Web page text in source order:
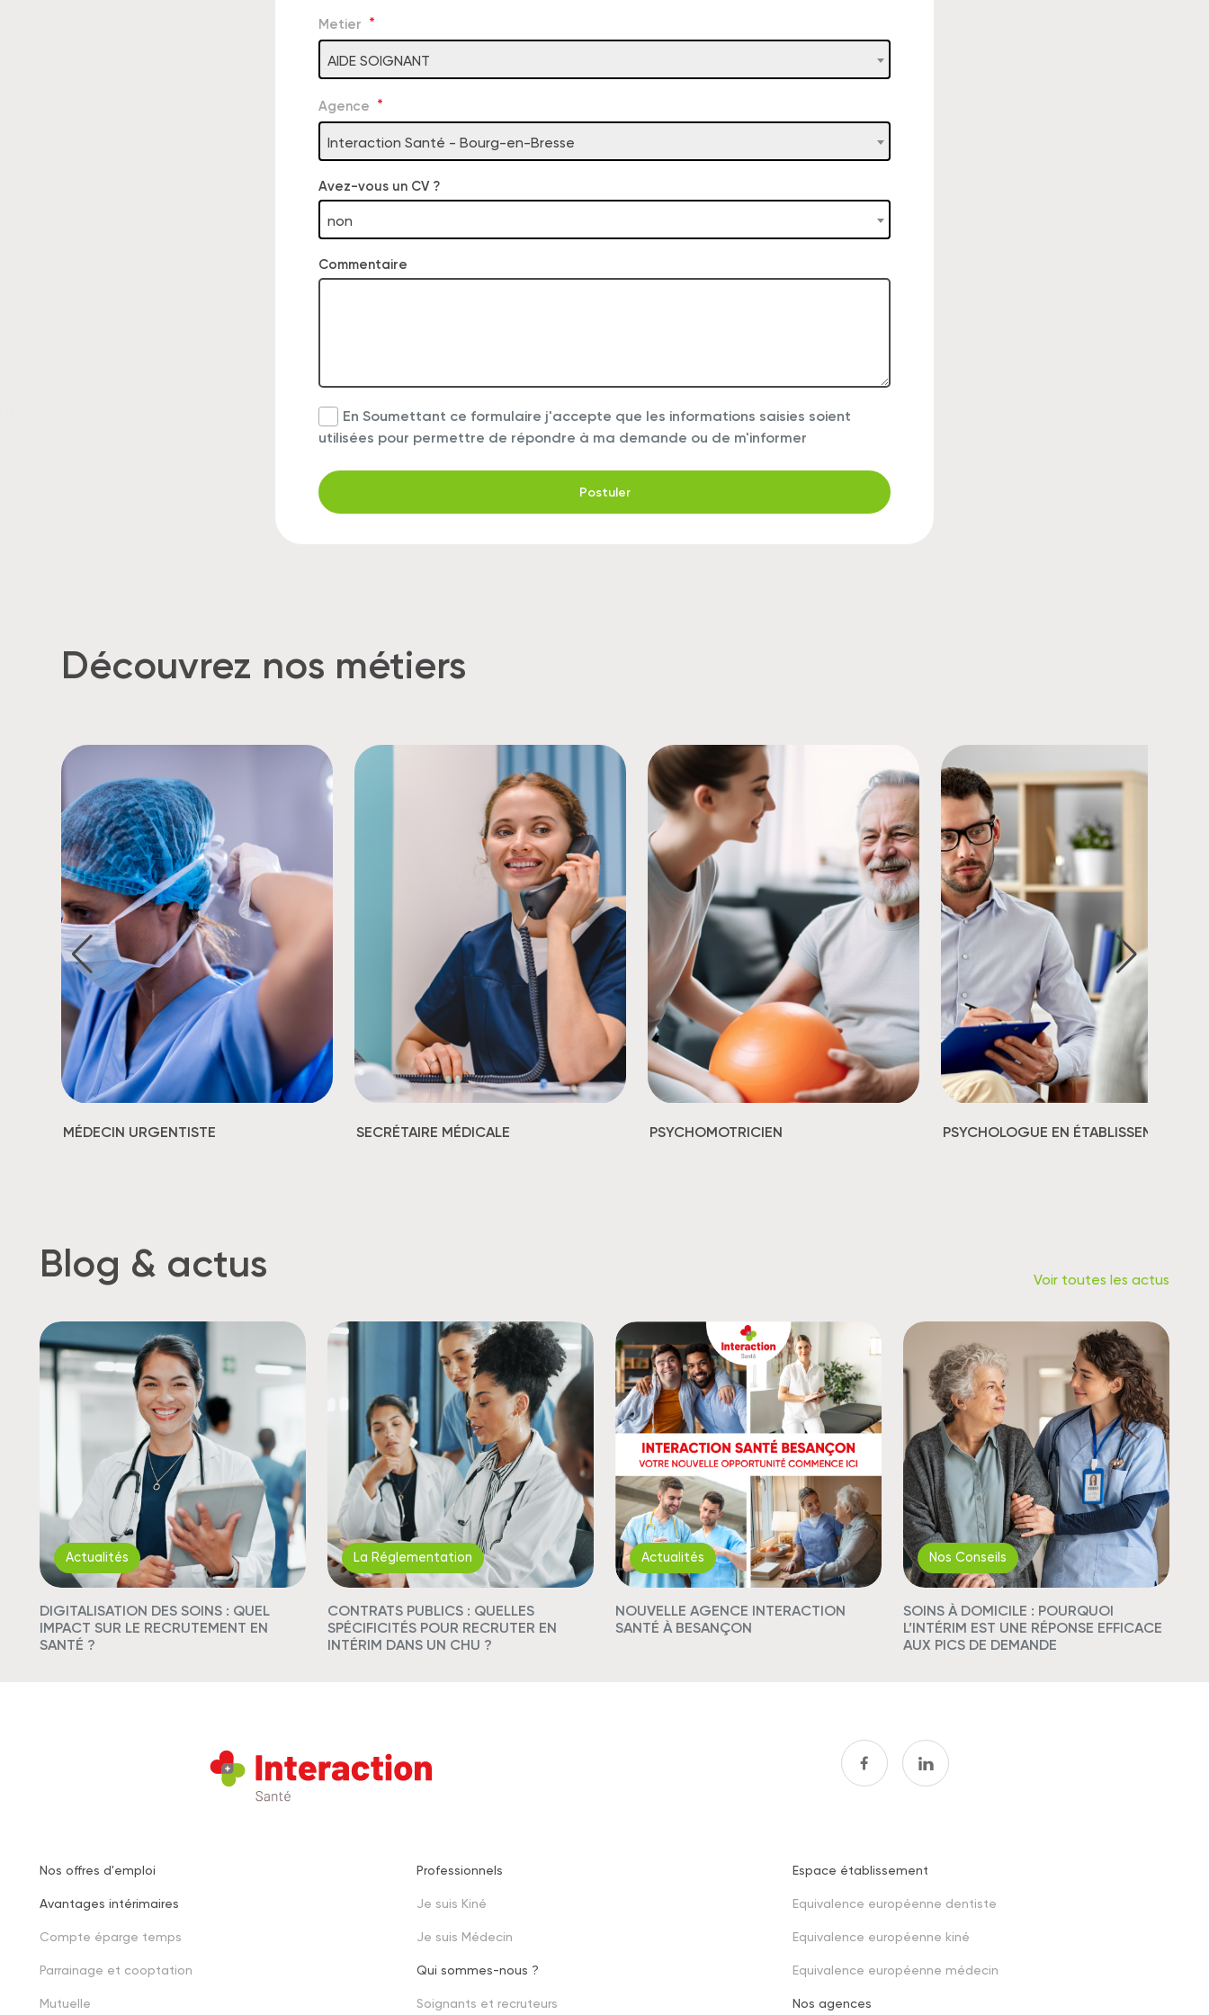
Metier
AIDE SOIGNANT
Agence
Interaction Santé - Bourg-en-Bresse
Avez-vous un CV ?
non
Commentaire
En Soumettant ce formulaire j'accepte que les informations saisies soient
utilisées pour permettre de répondre à ma demande ou de m'informer
Découvrez nos métiers
MÉDECIN URGENTISTE SECRÉTAIRE MÉDICALE PSYCHOMOTRICIEN PSYCHOLOGUE EN ÉTABLISSEMENT
Blog & actus Voir toutes les actus
Actualités
DIGITALISATION DES SOINS : QUEL
IMPACT SUR LE RECRUTEMENT EN
SANTÉ ?
La Réglementation
CONTRATS PUBLICS : QUELLES
SPÉCIFICITÉS POUR RECRUTER EN
INTÉRIM DANS UN CHU ?
Actualités
NOUVELLE AGENCE INTERACTION
SANTÉ À BESANÇON
Nos Conseils
SOINS À DOMICILE : POURQUOI
L’INTÉRIM EST UNE RÉPONSE EFFICACE
AUX PICS DE DEMANDE
Footer
one
Nos offres d'emploi
Avantages intérimaires
Compte éparge temps
Parrainage et cooptation
Mutuelle
Footer
second
Professionnels
Je suis Kiné
Je suis Médecin
Qui sommes-nous ?
Soignants et recruteurs
Footer
third
Espace établissement
Equivalence européenne dentiste
Equivalence européenne kiné
Equivalence européenne médecin
Nos agences